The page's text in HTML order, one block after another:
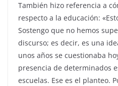
También hizo referencia a
respecto a la educación:
Sostengo que no hemos
discurso; es decir, es una
unos años se cuestionaba
presencia de determinados
escuelas. Ese es el planteo.